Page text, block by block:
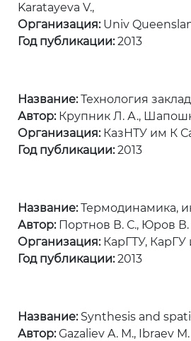
Karatayeva V.,
Организация:Univ
Год публикации:2013
Название:Технология
Автор:Крупник Л. А.,
Организация:КазНТУ им К
Год публикации:2013
Название:Термодинамика,
Автор:Портнов В. С., Юров В.
Организация:КарГТУ, КарГУ
Год публикации:2013
Название:Synthesis and
Автор:Gazaliev A. M., Ibraev